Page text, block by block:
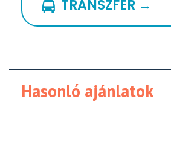
TRANSZFER →
Hasonló ajánlatok